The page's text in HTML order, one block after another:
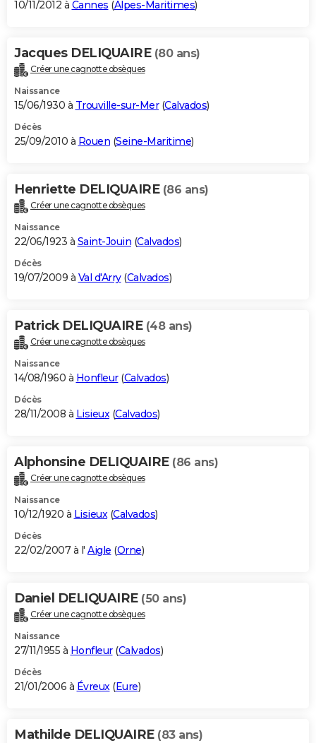
10/11/2012 à Cannes (Alpes-Maritimes)
Jacques DELIQUAIRE (80 ans)
Créer une cagnotte obsèques
Naissance
15/06/1930 à Trouville-sur-Mer(Calvados)
Décès
25/09/2010 à Rouen (Seine-Maritime)
Henriette DELIQUAIRE (86 ans)
Créer une cagnotte obsèques
Naissance
22/06/1923 à Saint-Jouin (Calvados)
Décès
19/07/2009 à Val d'Arry(Calvados)
Patrick DELIQUAIRE (48 ans)
Créer une cagnotte obsèques
Naissance
14/08/1960 à Honfleur(Calvados)
Décès
28/11/2008 à Lisieux(Calvados)
Alphonsine DELIQUAIRE (86 ans)
Créer une cagnotte obsèques
Naissance
10/12/1920 à Lisieux(Calvados)
Décès
22/02/2007 à l' Aigle (Orne)
Daniel DELIQUAIRE (50 ans)
Créer une cagnotte obsèques
Naissance
27/11/1955 à Honfleur(Calvados)
Décès
21/01/2006 à Évreux(Eure)
Mathilde DELIQUAIRE (83 ans)